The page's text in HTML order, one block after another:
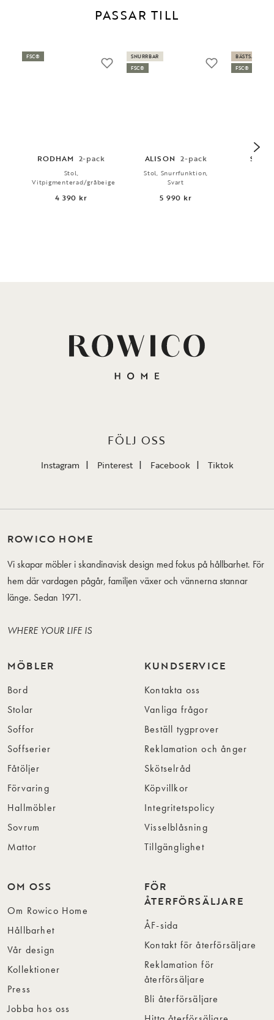
PASSAR TILL
RODHAM 2-pack
Stol,
Vitpigmenterad/gråbeige
4 390 kr
FSC®
ALISON 2-pack
Stol, Snurrfunktion,
Svart
5 990 kr
SNURRBAR
FSC®
BÄSTSÄLJARE
FSC®
FÖLJ OSS
Instagram Pinterest Facebook Tiktok
ROWICO HOME
Vi skapar möbler i skandinavisk design med fokus på hållbarhet. För
hem där vardagen pågår, familjen växer och vännerna stannar
länge. Sedan 1971.
WHERE YOUR LIFE IS
MÖBLER
Bord
Stolar
Soffor
Soffserier
Fåtöljer
Förvaring
Hallmöbler
Sovrum
Mattor
KUNDSERVICE
Kontakta oss
Vanliga frågor
Beställ tygprover
Reklamation och ånger
Skötselråd
Köpvillkor
Integritetspolicy
Visselblåsning
Tillgänglighet
OM OSS
Om Rowico Home
Hållbarhet
Vår design
Kollektioner
Press
Jobba hos oss
FÖR
ÅTERFÖRSÄLJARE
ÅF-sida
Kontakt för återförsäljare
Reklamation för
återförsäljare
Bli återförsäljare